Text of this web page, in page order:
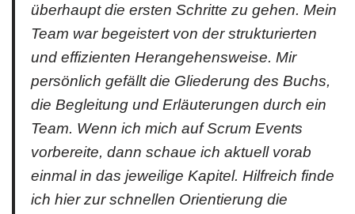
überhaupt die ersten Schritte zu gehen. Mein
Team war begeistert von der strukturierten
und effizienten Herangehensweise. Mir
persönlich gefällt die Gliederung des Buchs,
die Begleitung und Erläuterungen durch ein
Team. Wenn ich mich auf Scrum Events
vorbereite, dann schaue ich aktuell vorab
einmal in das jeweilige Kapitel. Hilfreich finde
ich hier zur schnellen Orientierung die